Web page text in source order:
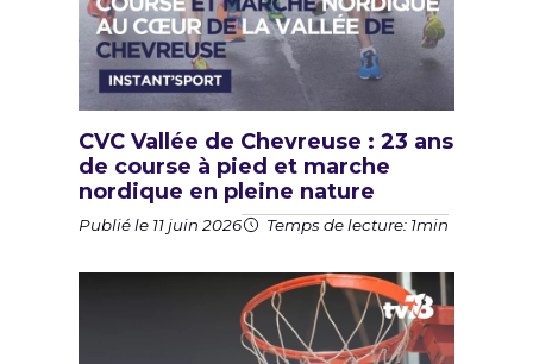
CVC Vallée de Chevreuse : 23 ans
de course à pied et marche
nordique en pleine nature
Publié le 11 juin 2026 Temps de lecture: 1min